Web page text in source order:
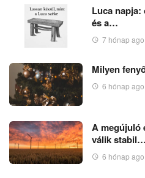
Luca napja:
és a…
7 hónap ago
Milyen
6 hónap ago
A megújuló
válik stabil…
6 hónap ago